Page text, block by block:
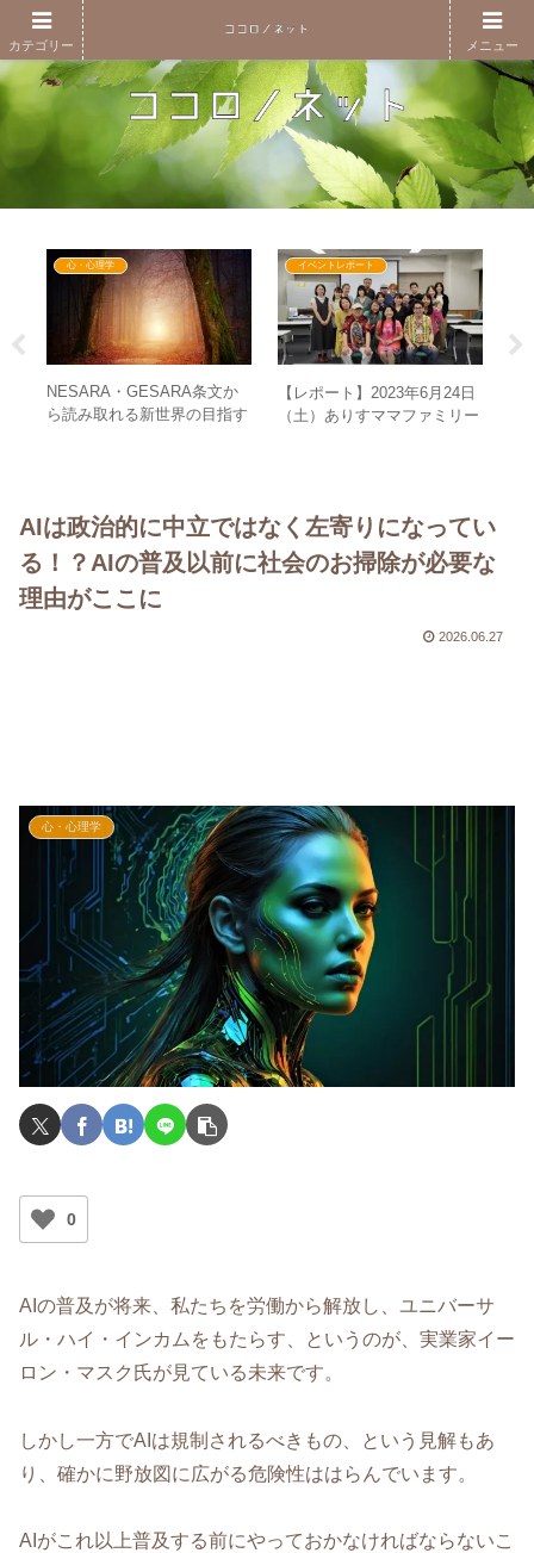
心・心理学
NESARA・GESARA条文か
ら読み取れる新世界の目指す
イベントレポート
【レポート】2023年6月24日
（土）ありすママファミリー
AIは政治的に中立ではなく左寄りになってい
る！？AIの普及以前に社会のお掃除が必要な
理由がここに
2026.06.27
心・心理学
0
AIの普及が将来、私たちを労働から解放し、ユニバーサ
ル・ハイ・インカムをもたらす、というのが、実業家イー
ロン・マスク氏が見ている未来です。
しかし一方でAIは規制されるべきもの、という見解もあ
り、確かに野放図に広がる危険性ははらんでいます。
AIがこれ以上普及する前にやっておかなければならないこ
カテゴリー メニュー